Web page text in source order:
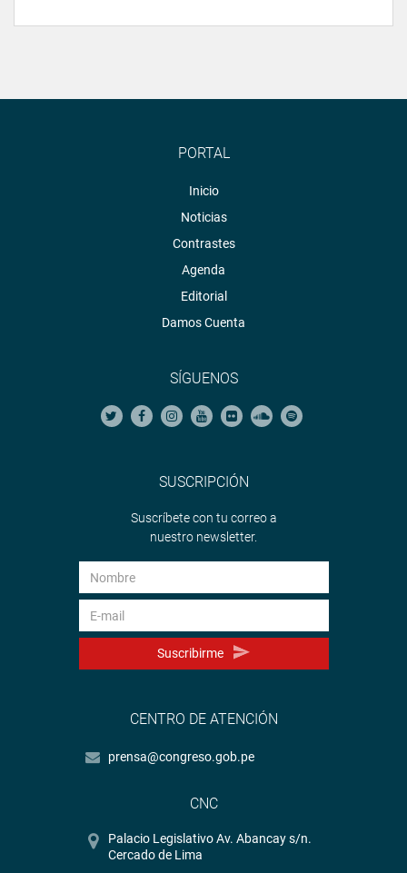
PORTAL
Inicio
Noticias
Contrastes
Agenda
Editorial
Damos Cuenta
SÍGUENOS
SUSCRIPCIÓN
Suscríbete con tu correo a
nuestro newsletter.
Suscribirme
CENTRO DE ATENCIÓN
prensa@congreso.gob.pe
CNC
Palacio Legislativo Av. Abancay s/n.
Cercado de Lima